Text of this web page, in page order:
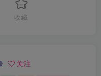
收藏
关注